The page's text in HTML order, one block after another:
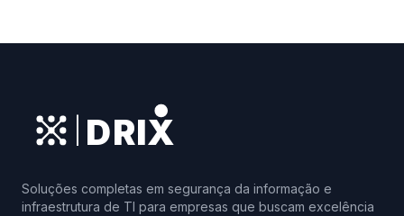
DRIX
Soluções completas em segurança da informação e
infraestrutura de TI para empresas que buscam excelência